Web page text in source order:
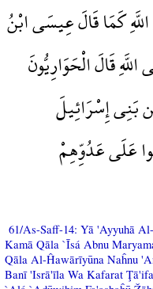
اللَّهِ كَمَا قَالَ عِيسَى ابْنُ
قَالَ الْحَوَارِيُّونَ
بَنِي إِسْرَائِيلَ
عَلَى عَدُوِّهِمْ
61/As-Saff-14: Yā 'Ayyuhā
Kamā Qāla `Īsá Abnu
Qāla Al-Ĥawārīyūna Naĥnu
Banī 'Isrā'īla Wa Kafarat